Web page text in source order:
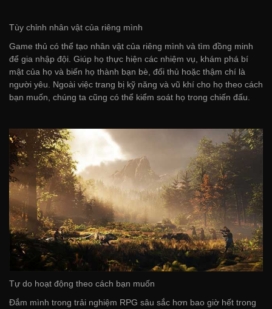
Tùy chỉnh nhân vật của riêng mình
Game thủ có thể tạo nhân vật của riêng mình và tìm đồng minh
để gia nhập đội. Giúp họ thực hiện các nhiệm vụ, khám phá bí
mật của họ và biến họ thành bạn bè, đối thủ hoặc thậm chí là
người yêu. Ngoài việc trang bị kỹ năng và vũ khí cho họ theo cách
bạn muốn, chúng ta cũng có thể kiểm soát họ trong chiến đấu.
Tự do hoạt động theo cách bạn muốn
Đắm mình trong trải nghiệm RPG sâu sắc hơn bao giờ hết trong